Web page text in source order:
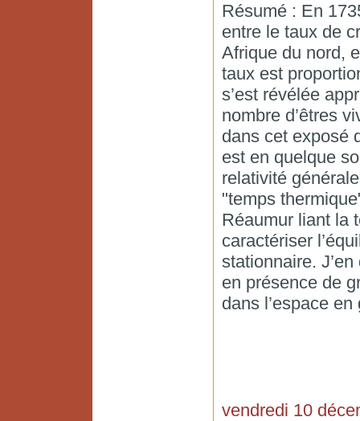
Résumé : En
entre le taux de
Afrique du nord,
taux est
s’est révélée
nombre d’êtres
dans cet exposé
est en quelque
relativité
"temps
Réaumur liant la
caractériser
stationnaire.
en présence de
dans l’espace en
vendredi 10